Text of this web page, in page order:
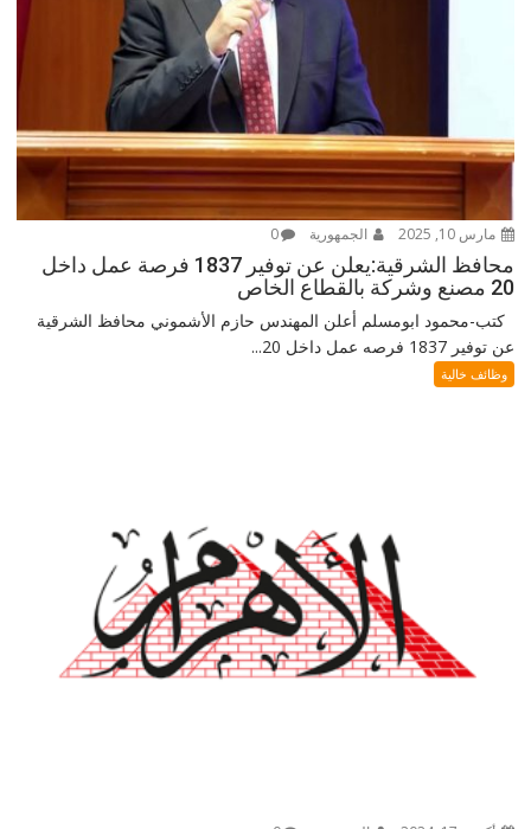
مارس 10, 2025 الجمهورية 0
محافظ الشرقية:يعلن عن توفير 1837 فرصة عمل داخل
20 مصنع وشركة بالقطاع الخاص
كتب-محمود ابومسلم أعلن المهندس حازم الأشموني محافظ الشرقية
عن توفير 1837 فرصه عمل داخل 20...
وظائف خالية